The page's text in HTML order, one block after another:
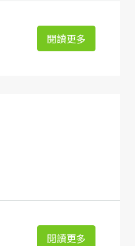
閱讀更多
閱讀更多